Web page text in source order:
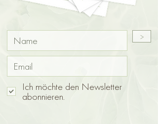
>
Ich möchte den Newsletter
abonnieren.